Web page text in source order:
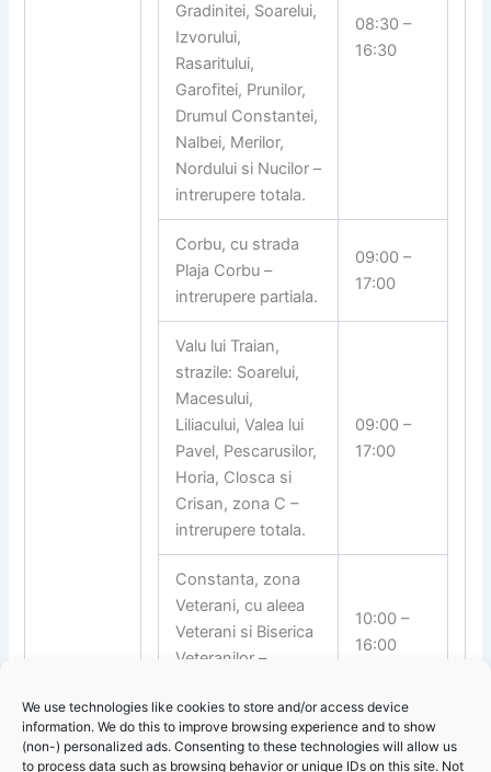
We use technologies like cookies to store and/or access device
information. We do this to improve browsing experience and to show
(non-) personalized ads. Consenting to these technologies will allow us
to process data such as browsing behavior or unique IDs on this site. Not
Gradinitei, Soarelui,
Izvorului,
Rasaritului,
Garofitei, Prunilor,
Drumul Constantei,
Nalbei, Merilor,
Nordului si Nucilor –
intrerupere totala.
08:30 –
16:30
Corbu, cu strada
Plaja Corbu –
intrerupere partiala.
09:00 –
17:00
Valu lui Traian,
strazile: Soarelui,
Macesului,
Liliacului, Valea lui
Pavel, Pescarusilor,
Horia, Closca si
Crisan, zona C –
intrerupere totala.
09:00 –
17:00
Constanta, zona
Veterani, cu aleea
Veterani si Biserica
Veteranilor –
10:00 –
16:00